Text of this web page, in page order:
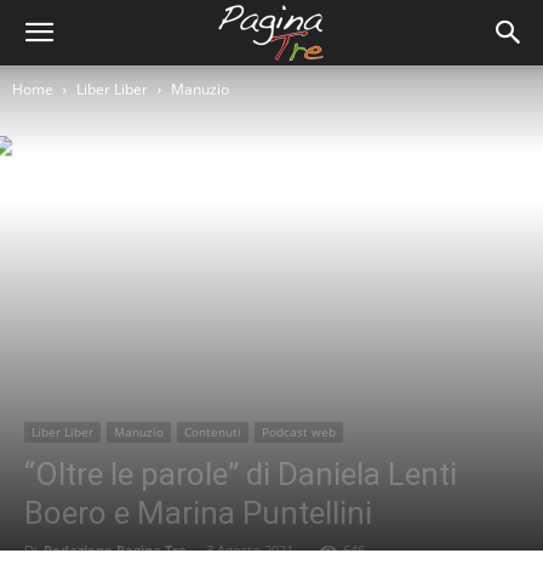
Home Liber Liber Manuzio
Liber Liber Manuzio Contenuti Podcast web
“Oltre le parole” di Daniela Lenti
Boero e Marina Puntellini
Di Redazione Pagina Tre - 3 Agosto 2021 646